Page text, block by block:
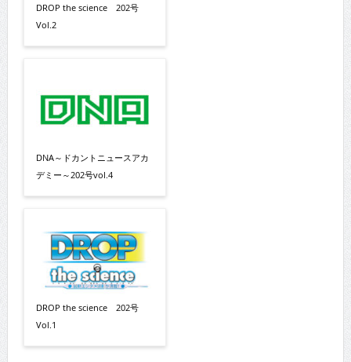
DROP the science 202号
Vol.2
DNA～ドカントニュースアカ
デミー～202号vol.4
DROP the science 202号
Vol.1